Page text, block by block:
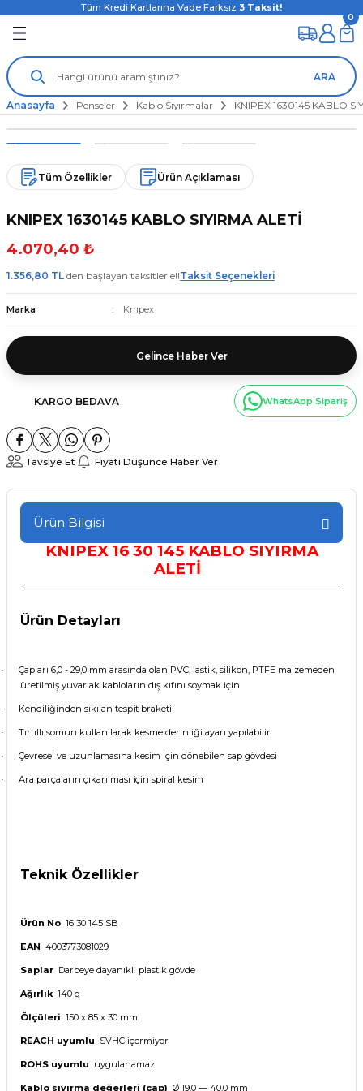
Tüm Kredi Kartlarına Vade Farksız 3 Taksit!
ARA
0
Anasayfa Penseler Kablo Sıyırmalar KNIPEX 1630145 KABLO
Tüm Özellikler Ürün Açıklaması
KNIPEX 1630145 KABLO SIYIRMA ALETİ
4.070,40 ₺
1.356,80 TL den başlayan taksitlerle!!Taksit Seçenekleri
Marka Knıpex
Gelince Haber Ver
KARGO BEDAVA WhatsApp Sipariş
Tavsiye Et Fiyatı Düşünce Haber Ver
Ürün Bilgisi
KNIPEX 16 30 145 KABLO SIYIRMA
ALETİ
Ürün Detayları
·
Çapları 6,0 - 29,0 mm arasında olan PVC, lastik, silikon, PTFE malzemeden
üretilmiş yuvarlak kabloların dış kıfını soymak için
· Kendiliğinden sıkılan tespit braketi
· Tırtıllı somun kullanılarak kesme derinliği ayarı yapılabilir
· Çevresel ve uzunlamasına kesim için dönebilen sap gövdesi
· Ara parçaların çıkarılması için spiral kesim
Teknik Özellikler
Ürün No 16 30 145 SB
EAN 4003773081029
Saplar Darbeye dayanıklı plastik gövde
Ağırlık 140 g
Ölçüleri 150 x 85 x 30 mm
REACH uyumlu SVHC içermiyor
ROHS uyumlu uygulanamaz
Kablo sıyırma değerleri (çap) Ø 19,0 — 40,0 mm